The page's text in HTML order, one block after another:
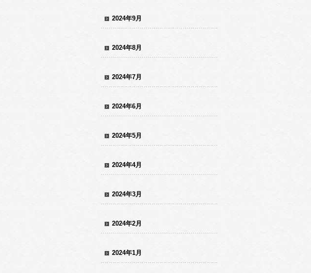
2024年9月
2024年8月
2024年7月
2024年6月
2024年5月
2024年4月
2024年3月
2024年2月
2024年1月